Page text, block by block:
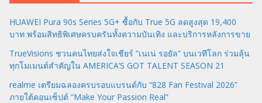
HUAWEI Pura 90s Series 5G+ ซื้อกับ True 5G ลดสูงสุด 19,400
บาท พร้อมสิทธิพิเศษครบครันทั้งความบันเทิง และบริการหลังการขาย
TrueVisions ชวนคนไทยส่งใจเชียร์ “เนเน่ รอยัล” บนเวทีโลก ร่วมลุ้น
ทุกโมเมนต์สำคัญใน AMERICA’S GOT TALENT SEASON 21
realme เตรียมฉลองครบรอบแบรนด์กับ “828 Fan Festival 2026”
ภายใต้คอนเซ็ปต์ “Make Your Passion Real”